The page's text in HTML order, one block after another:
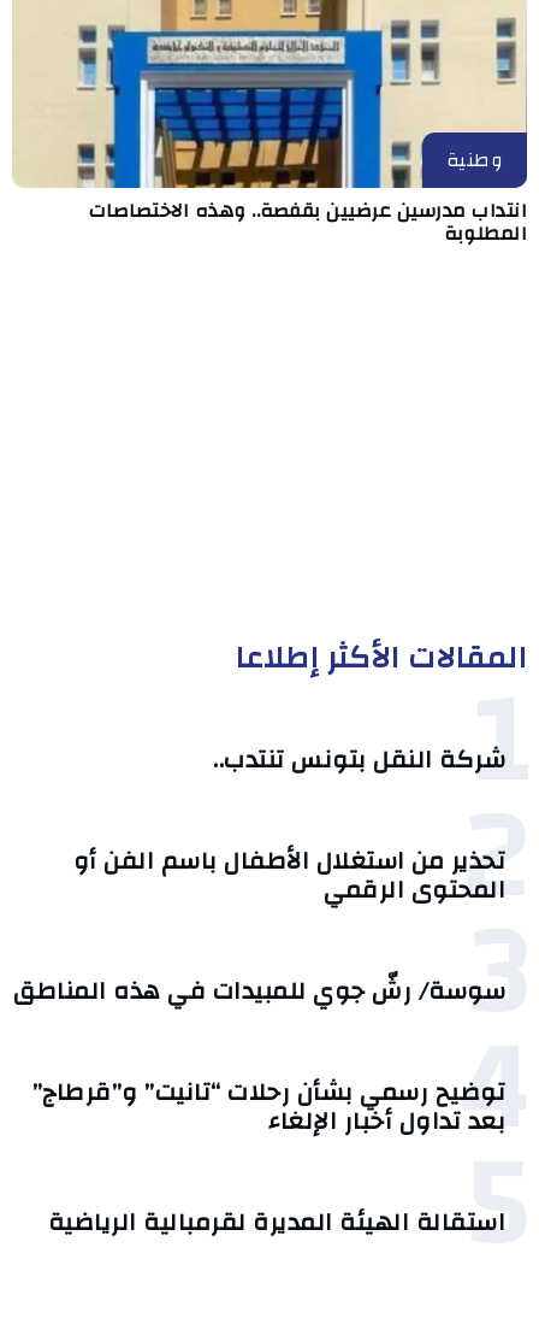
وطنية
انتداب مدرسين عرضيين بقفصة.. وهذه الاختصاصات
المطلوبة
المقالات الأكثر إطلاعا
1
شركة النقل بتونس تنتدب..
2
تحذير من استغلال الأطفال باسم الفن أو
المحتوى الرقمي
3
سوسة/ رشّ جوي للمبيدات في هذه المناطق
4
توضيح رسمي بشأن رحلات “تانيت” و”قرطاج”
بعد تداول أخبار الإلغاء
5
استقالة الهيئة المديرة لقرمبالية الرياضية